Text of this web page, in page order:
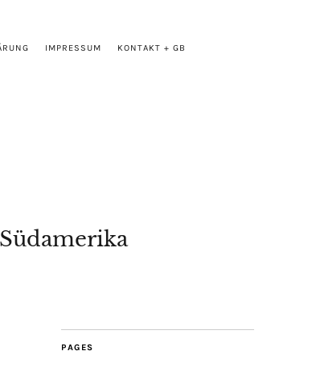
IMPRESSUM KONTAKT + GB
Südamerika
PAGES